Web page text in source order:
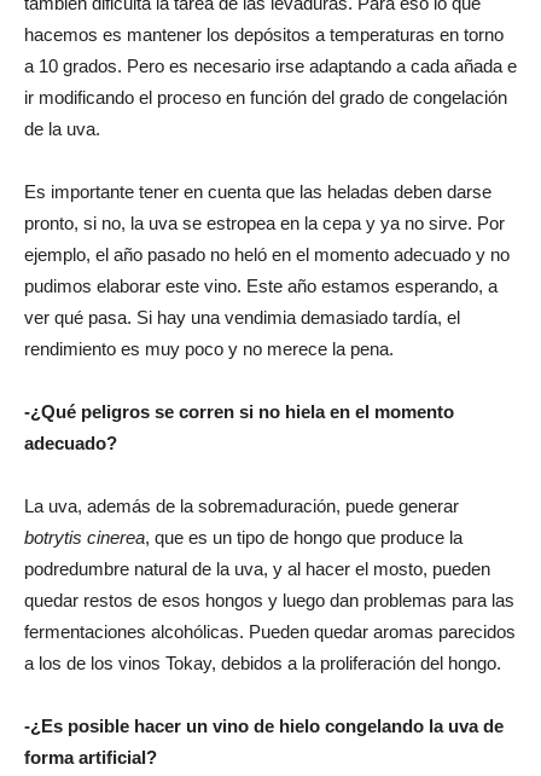
hacemos es mantener los depósitos a temperaturas en torno
a 10 grados. Pero es necesario irse adaptando a cada añada e
ir modificando el proceso en función del grado de congelación
de la uva.
Es importante tener en cuenta que las heladas deben darse
pronto, si no, la uva se estropea en la cepa y ya no sirve. Por
ejemplo, el año pasado no heló en el momento adecuado y no
pudimos elaborar este vino. Este año estamos esperando, a
ver qué pasa. Si hay una vendimia demasiado tardía, el
rendimiento es muy poco y no merece la pena.
-¿Qué peligros se corren si no hiela en el momento
adecuado?
La uva, además de la sobremaduración, puede generar
botrytis cinerea, que es un tipo de hongo que produce la
podredumbre natural de la uva, y al hacer el mosto, pueden
quedar restos de esos hongos y luego dan problemas para las
fermentaciones alcohólicas. Pueden quedar aromas parecidos
a los de los vinos Tokay, debidos a la proliferación del hongo.
-¿Es posible hacer un vino de hielo congelando la uva de
forma artificial?